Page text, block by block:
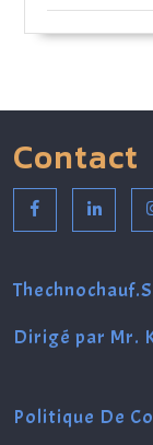
Contact
Facebook
Dirigé par Mr.
Politique De Co